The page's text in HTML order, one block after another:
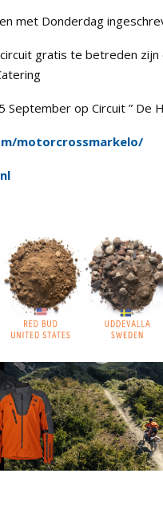
met Donderdag
gratis te betreden zijn
September op Circuit ” De
motorcrossmarkelo/